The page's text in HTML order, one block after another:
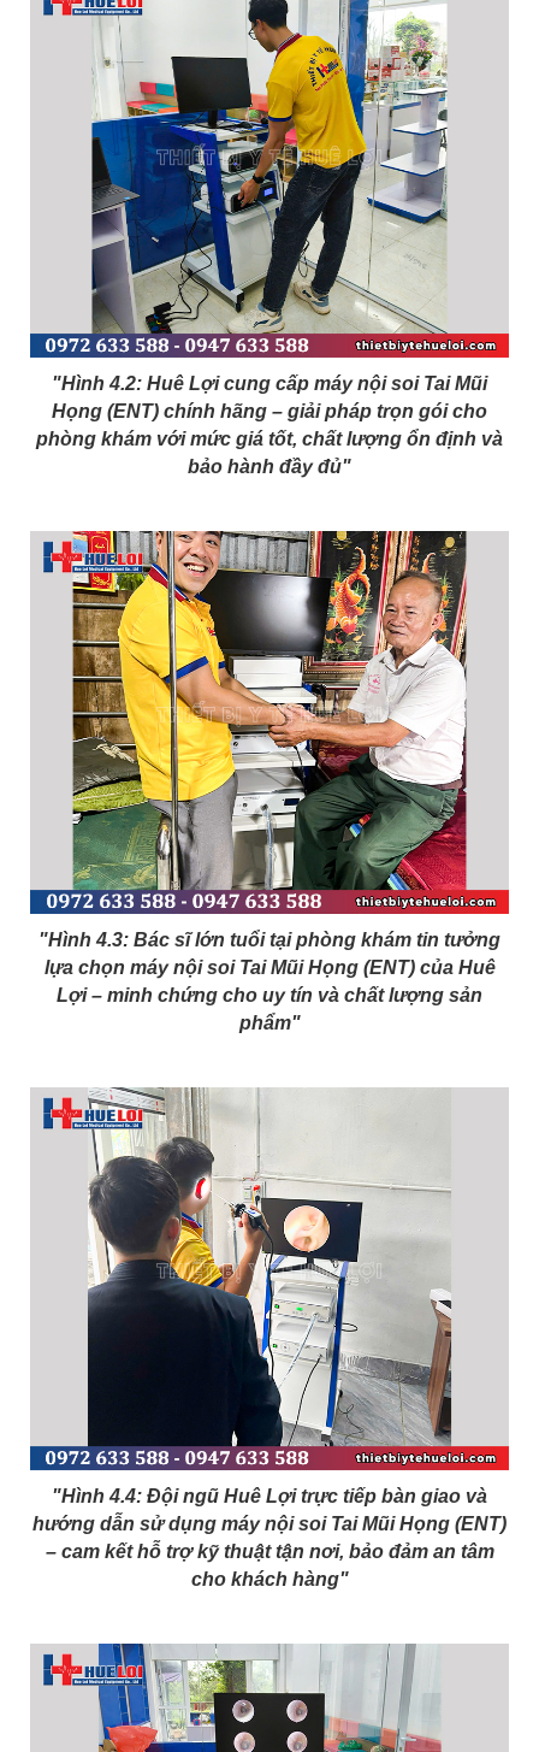
"Hình 4.2: Huê Lợi cung cấp máy nội soi Tai Mũi
Họng (ENT) chính hãng – giải pháp trọn gói cho
phòng khám với mức giá tốt, chất lượng ổn định và
bảo hành đầy đủ"
"Hình 4.3: Bác sĩ lớn tuổi tại phòng khám tin tưởng
lựa chọn máy nội soi Tai Mũi Họng (ENT) của Huê
Lợi – minh chứng cho uy tín và chất lượng sản
phẩm"
"Hình 4.4: Đội ngũ Huê Lợi trực tiếp bàn giao và
hướng dẫn sử dụng máy nội soi Tai Mũi Họng (ENT)
– cam kết hỗ trợ kỹ thuật tận nơi, bảo đảm an tâm
cho khách hàng"